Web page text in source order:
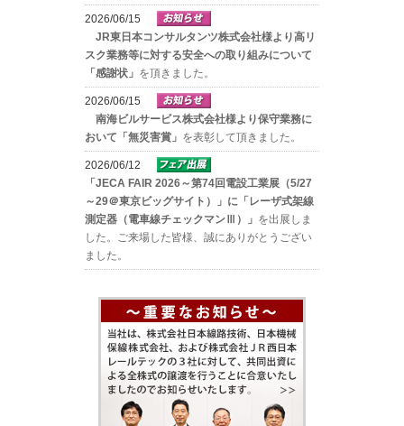
2026/06/15
JR東日本コンサルタンツ株式会社様より高リ
スク業務等に対する安全への取り組みについて
「感謝状」 を頂きました。
2026/06/15
南海ビルサービス株式会社様より保守業務に
おいて「無災害賞」 を表彰して頂きました。
2026/06/12
「JECA FAIR 2026～第74回電設工業展（5/27
～29＠東京ビッグサイト）」に「レーザ式架線
測定器（電車線チェックマンⅢ）」 を出展しま
した。ご来場した皆様、誠にありがとうござい
ました。